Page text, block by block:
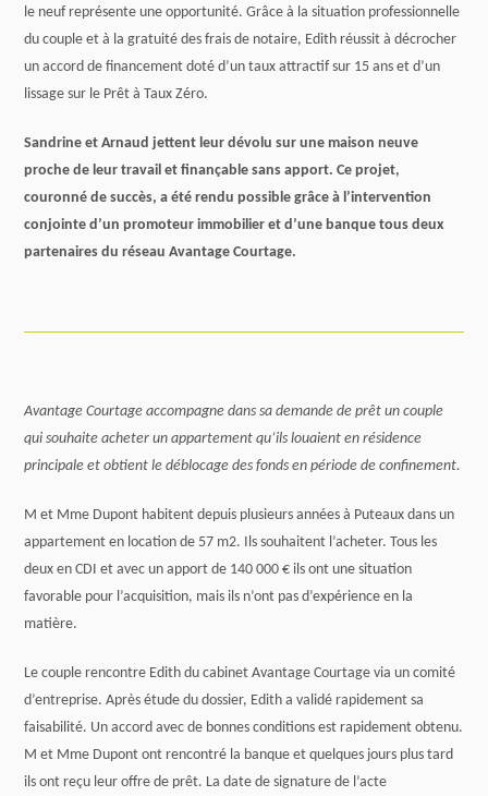
le neuf représente une opportunité. Grâce à la situation professionnelle
du couple et à la gratuité des frais de notaire, Edith réussit à décrocher
un accord de financement doté d’un taux attractif sur 15 ans et d’un
lissage sur le Prêt à Taux Zéro.
Sandrine et Arnaud jettent leur dévolu sur une maison neuve
proche de leur travail et finançable sans apport. Ce projet,
couronné de succès, a été rendu possible grâce à l’intervention
conjointe d’un promoteur immobilier et d’une banque tous deux
partenaires du réseau Avantage Courtage.
Avantage Courtage accompagne dans sa demande de prêt un couple
qui souhaite acheter un appartement qu’ils louaient en résidence
principale et obtient le déblocage des fonds en période de confinement.
M et Mme Dupont habitent depuis plusieurs années à Puteaux dans un
appartement en location de 57 m2. Ils souhaitent l’acheter. Tous les
deux en CDI et avec un apport de 140 000 € ils ont une situation
favorable pour l’acquisition, mais ils n’ont pas d’expérience en la
matière.
Le couple rencontre Edith du cabinet Avantage Courtage via un comité
d’entreprise. Après étude du dossier, Edith a validé rapidement sa
faisabilité. Un accord avec de bonnes conditions est rapidement obtenu.
M et Mme Dupont ont rencontré la banque et quelques jours plus tard
ils ont reçu leur offre de prêt. La date de signature de l’acte